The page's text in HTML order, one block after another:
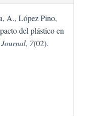
A., López Pino,
del plástico en
, 7(02).